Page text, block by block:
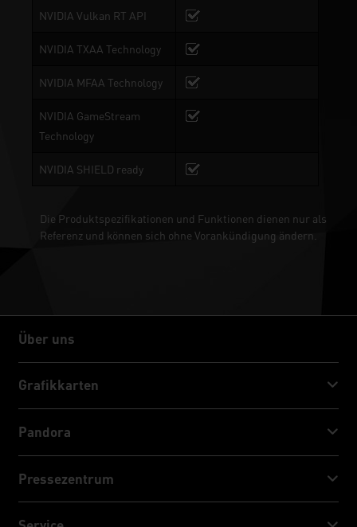
NVIDIA Vulkan RT API
NVIDIA TXAA Technology
NVIDIA MFAA Technology
NVIDIA GameStream
Technology
NVIDIA SHIELD ready
Die Produktspezifikationen und Funktionen dienen nur als
Referenz und können sich ohne Vorankündigung ändern.
Über uns
Über uns
Grafikkarten
GeForce RTX™ 40 Series
GeForce RTX™ 30 Series
Pandora
NVIDIA Jetson Orin™ Nano Super
Pressezentrum